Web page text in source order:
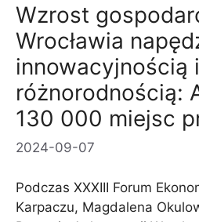
Wzrost
Wrocławia
innowacyjnością i
różnorodnością:
130 000 miejsc
2024-09-07
Podczas XXXIII Forum
Karpaczu, Magdalena